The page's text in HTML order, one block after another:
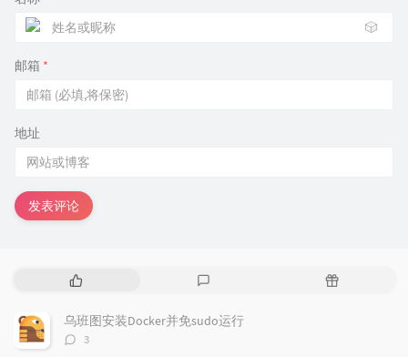
🎲
邮箱 *
地址
发表评论
热
文
章
评
随
乌班图安装Docker并免sudo运行
评
3